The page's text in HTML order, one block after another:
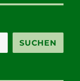
SUCHEN